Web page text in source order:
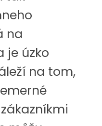
na
je úzko
na tom,